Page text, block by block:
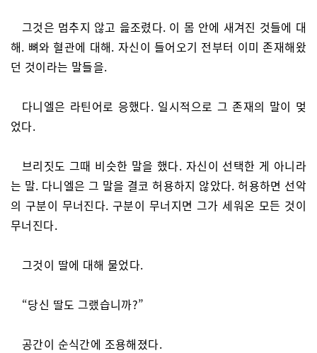
그것은 멈추지 않고 읊조렸다. 이 몸 안에 새겨진 것들에 대
해. 뼈와 혈관에 대해. 자신이 들어오기 전부터 이미 존재해왔
던 것이라는 말들을.
다니엘은 라틴어로 응했다. 일시적으로 그 존재의 말이 멎
었다.
브리짓도 그때 비슷한 말을 했다. 자신이 선택한 게 아니라
는 말. 다니엘은 그 말을 결코 허용하지 않았다. 허용하면 선악
의 구분이 무너진다. 구분이 무너지면 그가 세워온 모든 것이
무너진다.
그것이 딸에 대해 물었다.
“당신 딸도 그랬습니까?”
공간이 순식간에 조용해졌다.